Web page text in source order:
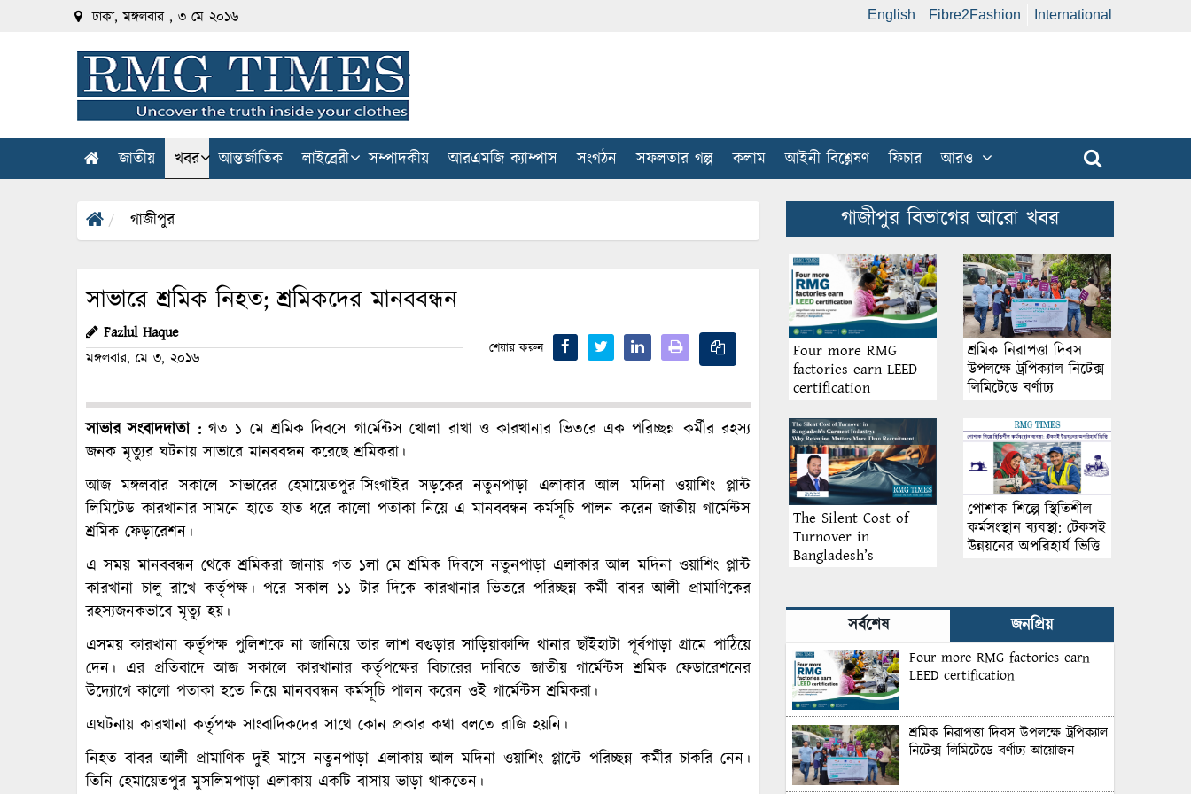
ঢাকা, মঙ্গলবার , ৩ মে ২০১৬ English Fibre2Fashion International
জাতীয় খবর আন্তর্জাতিক লাইব্রেরী সম্পাদকীয় আরএমজি ক্যাম্পাস সংগঠন সফলতার গল্প কলাম আইনী বিশ্লেষণ ফিচার আরও
গাজীপুর
সাভারে শ্রমিক নিহত; শ্রমিকদের মানববন্ধন
Fazlul Haque
মঙ্গলবার, মে ৩, ২০১৬
শেয়ার করুন
সাভার সংবাদদাতা :গত ১ মে শ্রমিক দিবসে গার্মেন্টস খোলা রাখা ও কারখানার ভিতরে এক পরিচ্ছন্ন কর্মীর রহস্য
জনক মৃত্যুর ঘটনায় সাভারে মানববন্ধন করেছে শ্রমিকরা।
আজ মঙ্গলবার সকালে সাভারের হেমায়েতপুর-সিংগাইর সড়কের নতুনপাড়া এলাকার আল মদিনা ওয়াশিং প্লান্ট
লিমিটেড কারখানার সামনে হাতে হাত ধরে কালো পতাকা নিয়ে এ মানববন্ধন কর্মসূচি পালন করেন জাতীয় গার্মেন্টস
শ্রমিক ফেড়ারেশন।
এ সময় মানববন্ধন থেকে শ্রমিকরা জানায় গত ১লা মে শ্রমিক দিবসে নতুনপাড়া এলাকার আল মদিনা ওয়াশিং প্লান্ট
কারখানা চালু রাখে কর্তৃপক্ষ। পরে সকাল ১১ টার দিকে কারখানার ভিতরে পরিচ্ছন্ন কর্মী বাবর আলী প্রামাণিকের
রহস্যজনকভাবে মৃত্যু হয়।
এসময় কারখানা কর্তৃপক্ষ পুলিশকে না জানিয়ে তার লাশ বগুড়ার সাড়িয়াকান্দি থানার ছাঁইহাটা পূর্বপাড়া গ্রামে পাঠিয়ে
দেন। এর প্রতিবাদে আজ সকালে কারখানার কর্তৃপক্ষের বিচারের দাবিতে জাতীয় গার্মেন্টস শ্রমিক ফেডারেশনের
উদ্যোগে কালো পতাকা হতে নিয়ে মানববন্ধন কর্মসূচি পালন করেন ওই গার্মেন্টস শ্রমিকরা।
এঘটনায় কারখানা কর্তৃপক্ষ সাংবাদিকদের সাথে কোন প্রকার কথা বলতে রাজি হয়নি।
নিহত বাবর আলী প্রামাণিক দুই মাসে নতুনপাড়া এলাকায় আল মদিনা ওয়াশিং প্লান্টে পরিচ্ছন্ন কর্মীর চাকরি নেন।
তিনি হেমায়েতপুর মুসলিমপাড়া এলাকায় একটি বাসায় ভাড়া থাকতেন।
গাজীপুর বিভাগের আরো খবর
Four more RMG
factories earn LEED
certification
শ্রমিক নিরাপত্তা দিবস
উপলক্ষে ট্রপিক্যাল নিটেক্স
লিমিটেডে বর্ণাঢ্য
The Silent Cost of
Turnover in
Bangladesh’s
Matters More Than
Recruitment
পোশাক শিল্পে স্থিতিশীল
কর্মসংস্থান ব্যবস্থা: টেকসই
উন্নয়নের অপরিহার্য ভিত্তি
সর্বশেষ জনপ্রিয়
Four more RMG factories earn
LEED certification
শ্রমিক নিরাপত্তা দিবস উপলক্ষে ট্রপিক্যাল
নিটেক্স লিমিটেডে বর্ণাঢ্য আয়োজন